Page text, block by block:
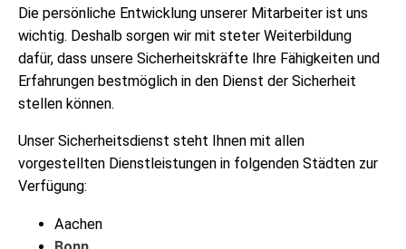
Die persönliche Entwicklung unserer Mitarbeiter ist uns
wichtig. Deshalb sorgen wir mit steter Weiterbildung
dafür, dass unsere Sicherheitskräfte Ihre Fähigkeiten und
Erfahrungen bestmöglich in den Dienst der Sicherheit
stellen können.
Unser Sicherheitsdienst steht Ihnen mit allen
vorgestellten Dienstleistungen in folgenden Städten zur
Verfügung:
Aachen